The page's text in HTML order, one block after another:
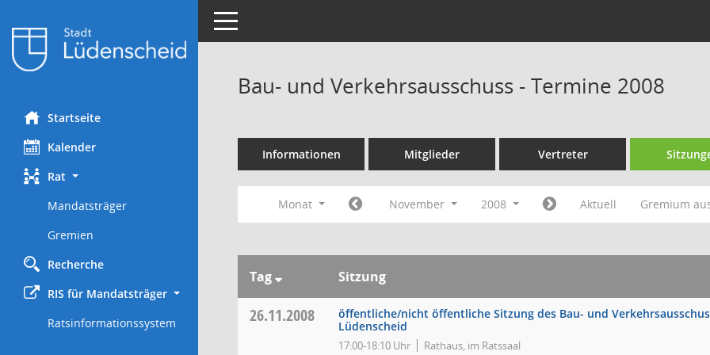
Startseite
Kalender
Rat
Mandatsträger
Gremien
Recherche
RIS für Mandatsträger
Ratsinformationssystem
Toggle navigation
Bau- und Verkehrsausschuss - Termine 2008
Informationen Mitglieder Vertreter
Monat November 2008 Aktuell Gremium
Tag Sitzung
26.11.2008
öffentliche/nicht öffentliche Sitzung des Bau- und
Lüdenscheid
17:00-18:10 Uhr Rathaus, im Ratssaal